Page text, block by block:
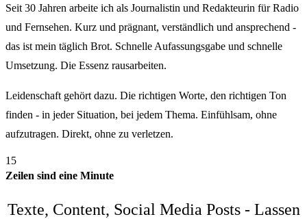
Seit 30 Jahren arbeite ich als Journalistin und Redakteurin für Radio
und Fernsehen. Kurz und prägnant, verständlich und ansprechend -
das ist mein täglich Brot. Schnelle Aufassungsgabe und schnelle
Umsetzung. Die Essenz rausarbeiten.
Leidenschaft gehört dazu. Die richtigen Worte, den richtigen Ton
finden - in jeder Situation, bei jedem Thema. Einfühlsam, ohne
aufzutragen. Direkt, ohne zu verletzen.
15
Zeilen sind eine Minute
Texte, Content, Social Media Posts - Lassen